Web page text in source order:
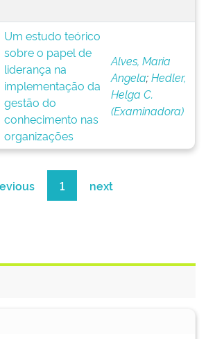
Um estudo teórico
sobre o papel de
liderança na
implementação da
gestão do
conhecimento nas
organizações
Alves, Maria
Angela;Hedler,
Helga C.
(Examinadora)
1 next